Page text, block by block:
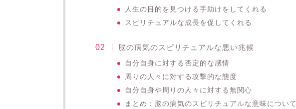
人生の目的を見つける手助けをしてくれる
スピリチュアルな成長を促してくれる
脳の病気のスピリチュアルな悪い兆候
自分自身に対する否定的な感情
周りの人々に対する攻撃的な態度
自分自身や周りの人々に対する無関心
まとめ：脳の病気のスピリチュアルな意味について